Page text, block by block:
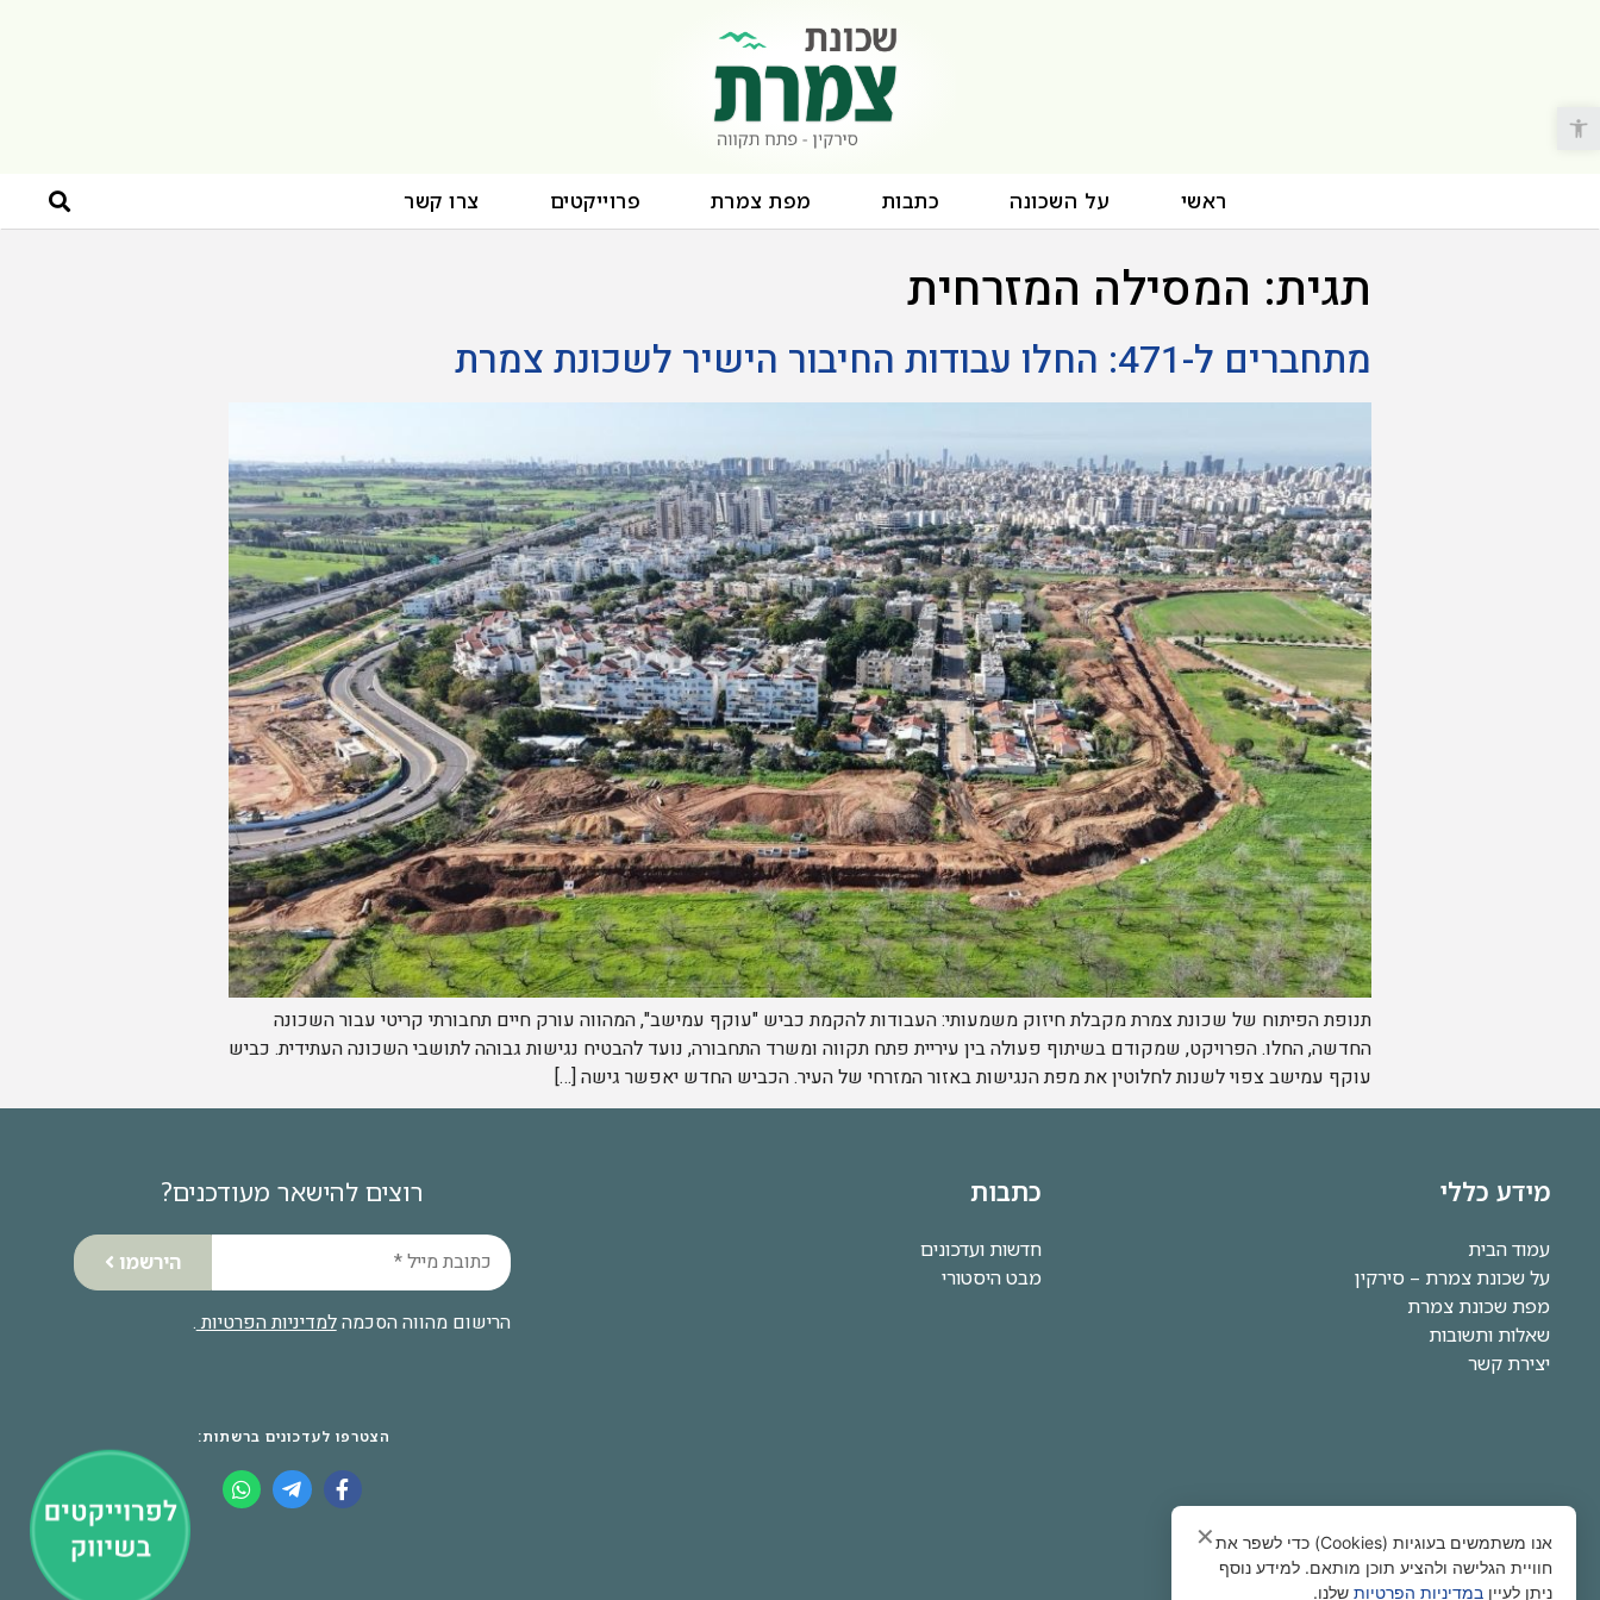
פתח סרגל נגישות
ראשי על השכונה כתבות מפת צמרת פרוייקטים צרו קשר
תגית: המסילה המזרחית
מתחברים ל-471: החלו עבודות החיבור הישיר לשכונת צמרת
תנופת הפיתוח של שכונת צמרת מקבלת חיזוק משמעותי: העבודות להקמת כביש "עוקף עמישב", המהווה עורק חיים תחבורתי קריטי עבור השכונה
החדשה, החלו. הפרויקט, שמקודם בשיתוף פעולה בין עיריית פתח תקווה ומשרד התחבורה, נועד להבטיח נגישות גבוהה לתושבי השכונה העתידית. כביש
עוקף עמישב צפוי לשנות לחלוטין את מפת הנגישות באזור המזרחי של העיר. הכביש החדש יאפשר גישה […]
מידע כללי
עמוד הבית
על שכונת צמרת – סירקין
מפת שכונת צמרת
שאלות ותשובות
יצירת קשר
כתבות
חדשות ועדכונים
מבט היסטורי
רוצים להישאר מעודכנים?
הירשמו
הרישום מהווה הסכמהלמדיניות הפרטיות .
הצטרפו לעדכונים ברשתות:
אנו משתמשים בעוגיות (Cookies) כדי לשפר את
חוויית הגלישה ולהציע תוכן מותאם. למידע נוסף
ניתן לעיין במדיניות הפרטיות שלנו.
✕